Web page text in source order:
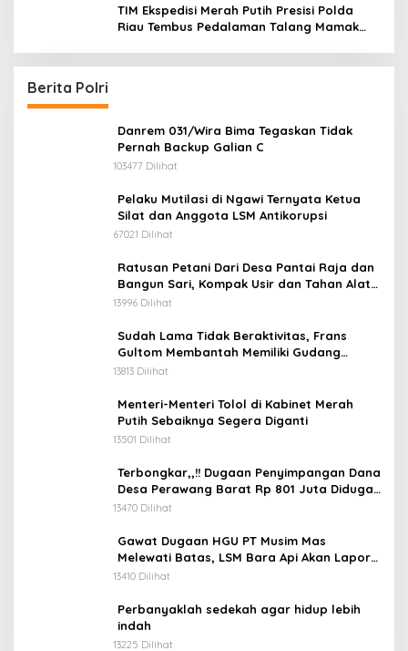
audiensi ke Badan Kesatuan Bangsa dan
Politik (Kesbangpol) Provinsi Riau
TIM Ekspedisi Merah Putih Presisi Polda
Riau Tembus Pedalaman Talang Mamak
Berita Polri
Danrem 031/Wira Bima Tegaskan Tidak
Pernah Backup Galian C
103477 Dilihat
Pelaku Mutilasi di Ngawi Ternyata Ketua
Silat dan Anggota LSM Antikorupsi
67021 Dilihat
Ratusan Petani Dari Desa Pantai Raja dan
Bangun Sari, Kompak Usir dan Tahan Alat
Berat Milik Hanafi Cs.
13996 Dilihat
Sudah Lama Tidak Beraktivitas, Frans
Gultom Membantah Memiliki Gudang
Penimbunan BBM
13813 Dilihat
Menteri-Menteri Tolol di Kabinet Merah
Putih Sebaiknya Segera Diganti
13501 Dilihat
Terbongkar,,!! Dugaan Penyimpangan Dana
Desa Perawang Barat Rp 801 Juta Diduga
Tidak Jelas Penggunaannya
13470 Dilihat
Gawat Dugaan HGU PT Musim Mas
Melewati Batas, LSM Bara Api Akan Lapor
ke APH dan Satgas PKH
13410 Dilihat
Perbanyaklah sedekah agar hidup lebih
indah
13225 Dilihat